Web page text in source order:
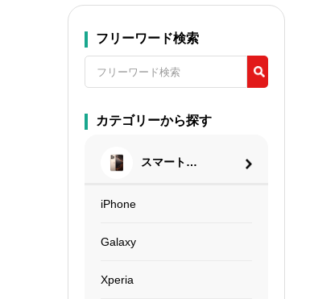
フリーワード検索
カテゴリーから探す
スマートフ
iPhone
Galaxy
Xperia